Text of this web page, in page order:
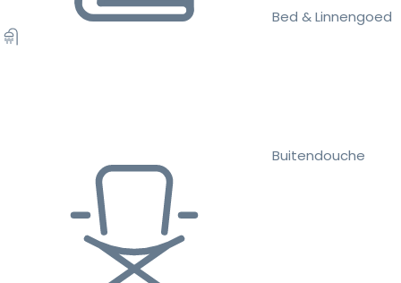
Bed & Linnengoed
Buitendouche